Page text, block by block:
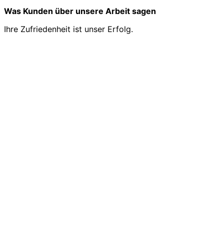
Was Kunden über unsere Arbeit sagen
Ihre Zufriedenheit ist unser Erfolg.